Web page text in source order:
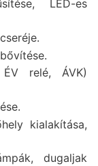
LED-es
relé, ÁVK)
kialakítása,
dugaljak